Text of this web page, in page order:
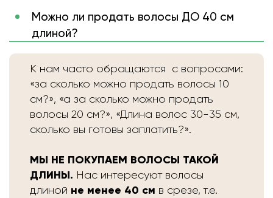
Можно ли продать волосы ДО 40 см
длиной?
К нам часто обращаются с вопросами:
«за сколько можно продать волосы 10
см?», «а за сколько можно продать
волосы 20 см?», «Длина волос 30-35 см,
сколько вы готовы заплатить?».
МЫ НЕ ПОКУПАЕМ ВОЛОСЫ ТАКОЙ
ДЛИНЫ. Нас интересуют волосы
длиной не менее 40 см в срезе, т.е.